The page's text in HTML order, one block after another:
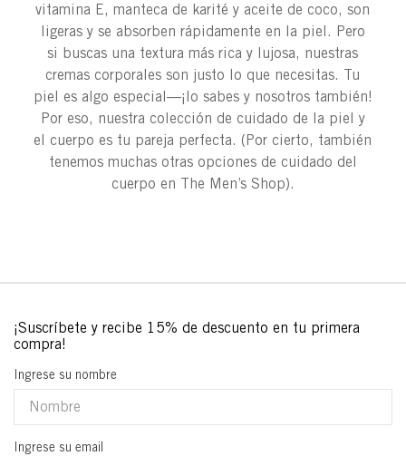
vitamina E, manteca de karité y aceite de coco, son
ligeras y se absorben rápidamente en la piel. Pero
si buscas una textura más rica y lujosa, nuestras
cremas corporales son justo lo que necesitas. Tu
piel es algo especial—¡lo sabes y nosotros también!
Por eso, nuestra colección de cuidado de la piel y
el cuerpo es tu pareja perfecta. (Por cierto, también
tenemos muchas otras opciones de cuidado del
cuerpo en The Men’s Shop).
Ingrese su nombre
Ingrese su email